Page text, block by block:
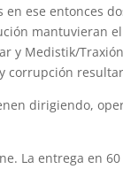
ese entonces
mantuvieran
y Medistik/
corrupción
dirigiendo,
La entrega en